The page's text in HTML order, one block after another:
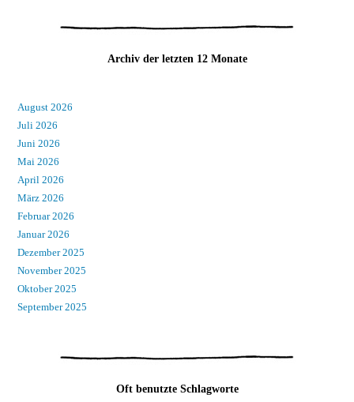
Archiv der letzten 12 Monate
August 2026
Juli 2026
Juni 2026
Mai 2026
April 2026
März 2026
Februar 2026
Januar 2026
Dezember 2025
November 2025
Oktober 2025
September 2025
Oft benutzte Schlagworte